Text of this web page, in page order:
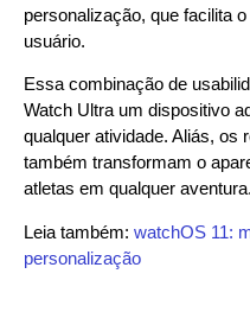
personalização, que facilita
usuário.
Essa combinação de
Watch Ultra um dispositivo
qualquer atividade. Aliás, os
também transformam o
atletas em qualquer aventura.
Leia também: watchOS 11:
personalização